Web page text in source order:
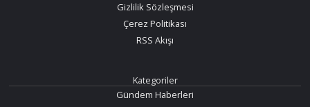
Gizlilik Sözleşmesi
Çerez Politikası
RSS Akışı
Kategoriler
Gündem Haberleri